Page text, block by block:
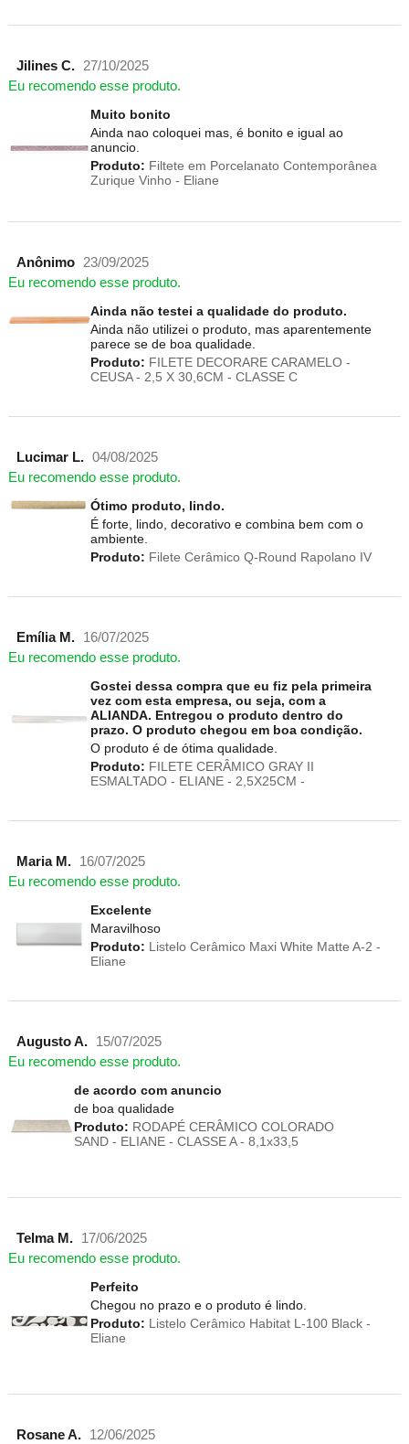
Jilines C. 27/10/2025
Eu recomendo esse produto.
Muito bonito
Ainda nao coloquei mas, é bonito e igual ao
anuncio.
Produto: Filtete em Porcelanato Contemporânea
Zurique Vinho - Eliane
Anônimo 23/09/2025
Eu recomendo esse produto.
Ainda não testei a qualidade do produto.
Ainda não utilizei o produto, mas aparentemente
parece se de boa qualidade.
Produto: FILETE DECORARE CARAMELO -
CEUSA - 2,5 X 30,6CM - CLASSE C
Lucimar L. 04/08/2025
Eu recomendo esse produto.
Ótimo produto, lindo.
É forte, lindo, decorativo e combina bem com o
ambiente.
Produto: Filete Cerâmico Q-Round Rapolano IV
Emília M.
16/07/2025
Eu recomendo esse produto.
Gostei dessa compra que eu fiz pela primeira
vez com esta empresa, ou seja, com a
ALIANDA. Entregou o produto dentro do
prazo. O produto chegou em boa condição.
O produto é de ótima qualidade.
Produto: FILETE CERÂMICO GRAY II
ESMALTADO - ELIANE - 2,5X25CM -
Maria M.
16/07/2025
Eu recomendo esse produto.
Excelente
Maravilhoso
Produto: Listelo Cerâmico Maxi White Matte A-2 -
Eliane
Augusto A.
15/07/2025
Eu recomendo esse produto.
de acordo com anuncio
de boa qualidade
Produto: RODAPÉ CERÂMICO COLORADO
SAND - ELIANE - CLASSE A - 8,1x33,5
Telma M.
17/06/2025
Eu recomendo esse produto.
Perfeito
Chegou no prazo e o produto é lindo.
Produto: Listelo Cerâmico Habitat L-100 Black -
Eliane
Rosane A.
12/06/2025